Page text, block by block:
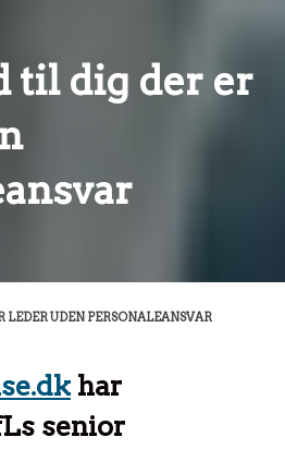
til dig der er
LEDER UDEN PERSONALEANSVAR
har
senior